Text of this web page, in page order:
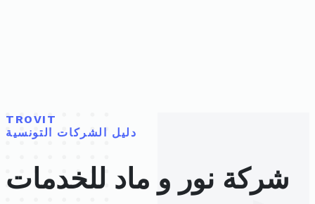
TROVIT
دليل الشركات التونسية
شركة نور و ماد للخدمات